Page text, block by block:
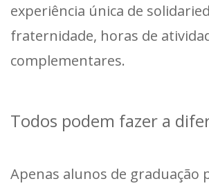
experiência única de
fraternidade, horas de
complementares.
Todos podem fazer a
Apenas alunos de graduação